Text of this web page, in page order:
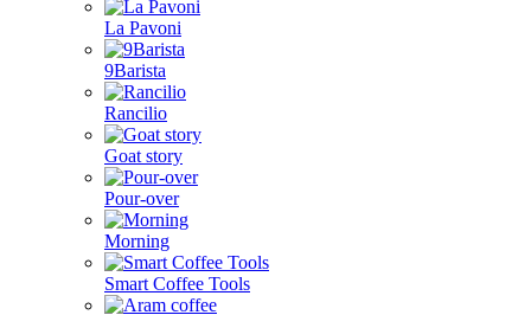
La Pavoni
9Barista
Rancilio
Goat story
Pour-over
Morning
Smart Coffee Tools